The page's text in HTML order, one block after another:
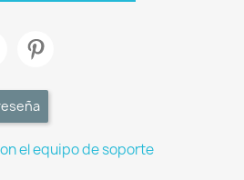
el equipo de soporte